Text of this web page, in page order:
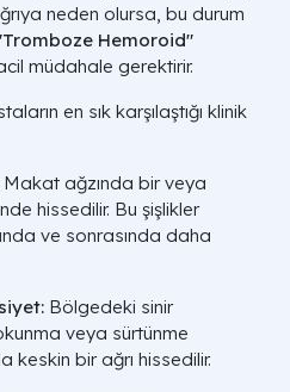
neden olursa, bu durum
Hemoroid"
müdahale gerektirir.
en sık karşılaştığı klinik
Makat ağzında bir veya
hissedilir. Bu şişlikler
ve sonrasında daha
Bölgedeki sinir
veya sürtünme
keskin bir ağrı hissedilir.